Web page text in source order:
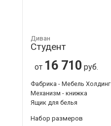
Диван
Студент
от 16 710 руб.
Фабрика - Мебель Холдинг
Механизм - книжка
Ящик для белья
Набор размеров